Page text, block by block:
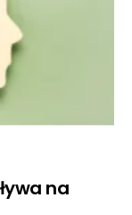
na